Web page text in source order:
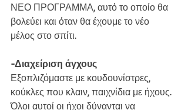
ΝΕΟ ΠΡΟΓΡΑΜΜΑ, αυτό το οποίο θα
βολεύει και όταν θα έχουμε το νέο
μέλος στο σπίτι.
-Διαχείριση άγχους
Εξοπλιζόμαστε με κουδουνίστρες,
κούκλες που κλαιν, παιχνίδια με ήχους.
Όλοι αυτοί οι ήχοι δύνανται να